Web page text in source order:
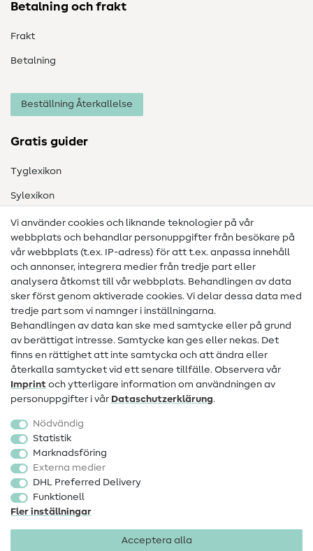
Betalning och frakt
Frakt
Betalning
Beställning Återkallelse
Gratis guider
Tyglexikon
Sylexikon
Sömnadsinstruktioner
Hjälp & kontakt
Kontakt
Information om byte av operatör
FAQ
Ångerrätt
Populärt
Sytillbehör
Rea
Vi använder cookies och liknande teknologier på vår
webbplats och behandlar personuppgifter från besökare på
vår webbplats (t.ex. IP-adress) för att t.ex. anpassa innehåll
och annonser, integrera medier från tredje part eller
analysera åtkomst till vår webbplats. Behandlingen av data
sker först genom aktiverade cookies. Vi delar dessa data med
tredje part som vi namnger i inställningarna.
Behandlingen av data kan ske med samtycke eller på grund
av berättigat intresse. Samtycke kan ges eller nekas. Det
finns en rättighet att inte samtycka och att ändra eller
återkalla samtycket vid ett senare tillfälle. Observera vår
Imprint och ytterligare information om användningen av
personuppgifter i vår Data­schutz­erklärung.
Nödvändig
Statistik
Marknadsföring
Externa medier
DHL Preferred Delivery
Funktionell
Fler inställningar
Acceptera alla